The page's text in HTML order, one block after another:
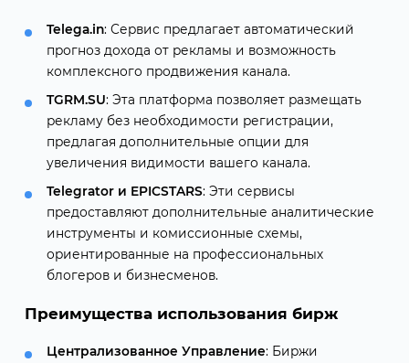
Telega.in: Сервис предлагает автоматический
прогноз дохода от рекламы и возможность
комплексного продвижения канала.
TGRM.SU: Эта платформа позволяет размещать
рекламу без необходимости регистрации,
предлагая дополнительные опции для
увеличения видимости вашего канала.
Telegrator и EPICSTARS: Эти сервисы
предоставляют дополнительные аналитические
инструменты и комиссионные схемы,
ориентированные на профессиональных
блогеров и бизнесменов.
Преимущества использования бирж
Централизованное Управление: Биржи